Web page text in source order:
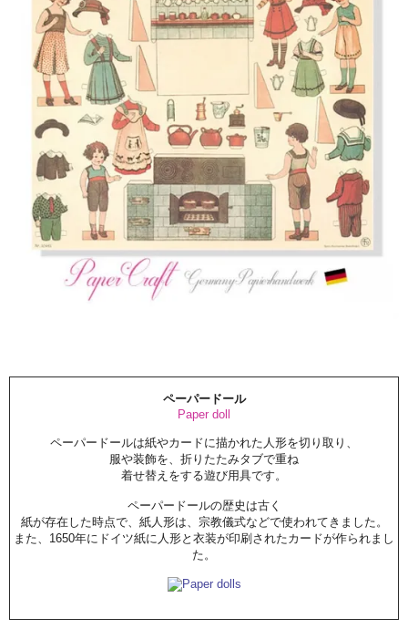
ペーパードール
Paper doll
ペーパードールは紙やカードに描かれた人形を切り取り、
服や装飾を、折りたたみタブで重ね
着せ替えをする遊び用具です。
ペーパードールの歴史は古く
紙が存在した時点で、紙人形は、宗教儀式などで使われてきました。
また、1650年にドイツ紙に人形と衣装が印刷されたカードが作られまし
た。